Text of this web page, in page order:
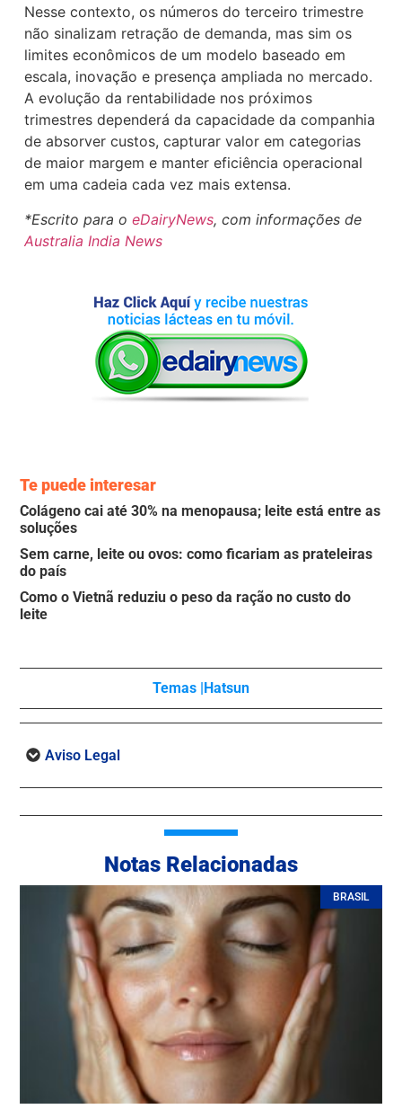
Nesse contexto, os números do terceiro trimestre
não sinalizam retração de demanda, mas sim os
limites econômicos de um modelo baseado em
escala, inovação e presença ampliada no mercado.
A evolução da rentabilidade nos próximos
trimestres dependerá da capacidade da companhia
de absorver custos, capturar valor em categorias
de maior margem e manter eficiência operacional
em uma cadeia cada vez mais extensa.
*Escrito para oeDairyNews, com informações de
Australia India News
Te puede interesar
Colágeno cai até 30% na menopausa; leite está entre as
soluções
Sem carne, leite ou ovos: como ficariam as prateleiras
do país
Como o Vietnã reduziu o peso da ração no custo do
leite
Temas |Hatsun
Aviso Legal
Notas Relacionadas
BRASIL